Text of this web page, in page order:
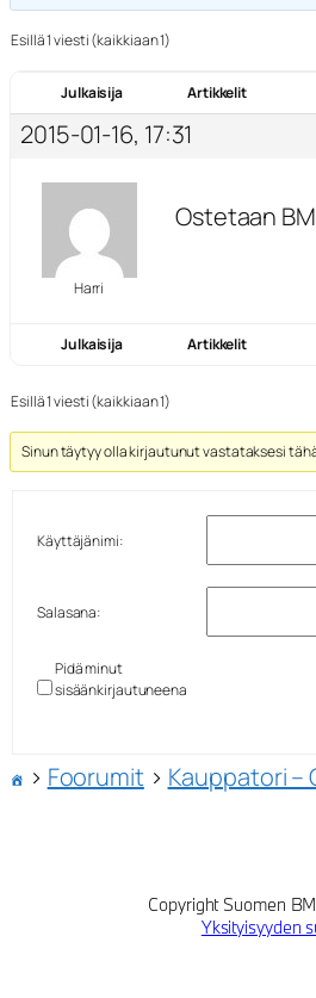
Esillä 1 viesti (kaikkiaan 1)
Julkaisija Artikkelit
2015-01-16, 17:31
Harri
Ostetaan
Julkaisija Artikkelit
Esillä 1 viesti (kaikkiaan 1)
Sinun täytyy olla kirjautunut vastataksesi
Käyttäjänimi:
Salasana:
Pidä minut
sisäänkirjautuneena
› Foorumit › Kauppatori –
Copyright Suomen
Yksityisyyden